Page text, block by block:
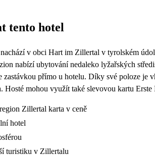
tento hotel
v obci Hart im Zillertal v tyrolském
nabízí ubytování nedaleko lyžařských
zastávkou přímo u hotelu. Díky své poloze
Hosté mohou využít také slevovou kartu
Zillertal karta v ceně
hotel
turistiku v Zillertalu